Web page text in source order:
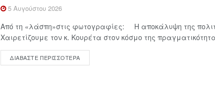
5 Αυγούστου 2026
Από τη «λάσπη»στις φωτογραφίες: Η αποκάλυψη της
Χαιρετίζουμε τον κ. Κουρέτα στον κόσμο της
ΔΙΑΒΆΣΤΕ ΠΕΡΙΣΣΌΤΕΡΑ